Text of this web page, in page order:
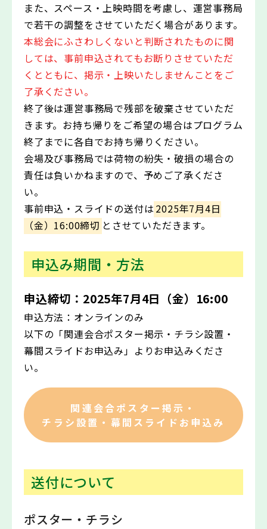
また、スペース・上映時間を考慮し、運営事務局
で若干の調整をさせていただく場合があります。
本総会にふさわしくないと判断されたものに関
しては、事前申込されてもお断りさせていただ
くとともに、掲示・上映いたしませんことをご
了承ください。
終了後は運営事務局で残部を破棄させていただ
きます。お持ち帰りをご希望の場合はプログラム
終了までに各自でお持ち帰りください。
会場及び事務局では荷物の紛失・破損の場合の
責任は負いかねますので、予めご了承くださ
い。
事前申込・スライドの送付は 2025年7月4日
（金）16:00締切 とさせていただきます。
申込み期間・方法
申込締切： 2025年7月4日（金）16:00
申込方法： オンラインのみ
以下の「関連会合ポスター掲示・チラシ設置・
幕間スライドお申込み」よりお申込みくださ
い。
関連会合ポスター掲示・
チラシ設置・幕間スライドお申込み
送付について
ポスター・チラシ